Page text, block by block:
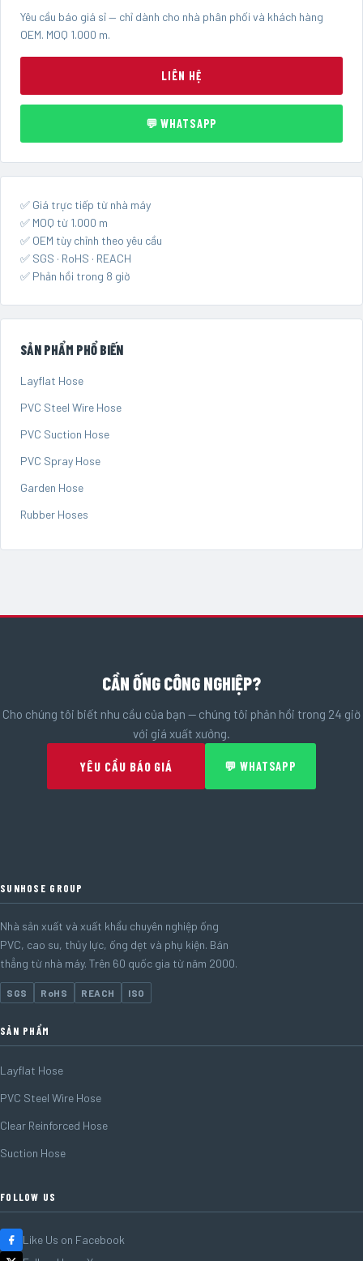
Yêu cầu báo giá sỉ — chỉ dành cho nhà phân phối và khách hàng
OEM. MOQ 1.000 m.
LIÊN HỆ
💬 WHATSAPP
✅ Giá trực tiếp từ nhà máy
✅ MOQ từ 1.000 m
✅ OEM tùy chỉnh theo yêu cầu
✅ SGS · RoHS · REACH
✅ Phản hồi trong 8 giờ
SẢN PHẨM PHỔ BIẾN
Layflat Hose
PVC Steel Wire Hose
PVC Suction Hose
PVC Spray Hose
Garden Hose
Rubber Hoses
CẦN ỐNG CÔNG NGHIỆP?
Cho chúng tôi biết nhu cầu của bạn — chúng tôi phản hồi trong 24 giờ
với giá xuất xưởng.
YÊU CẦU BÁO GIÁ 💬 WHATSAPP
SUNHOSE GROUP
Nhà sản xuất và xuất khẩu chuyên nghiệp ống
PVC, cao su, thủy lực, ống dẹt và phụ kiện. Bán
thẳng từ nhà máy. Trên 60 quốc gia từ năm 2000.
SGS RoHS REACH ISO
SẢN PHẨM
Layflat Hose
PVC Steel Wire Hose
Clear Reinforced Hose
Suction Hose
FOLLOW US
Like Us on Facebook